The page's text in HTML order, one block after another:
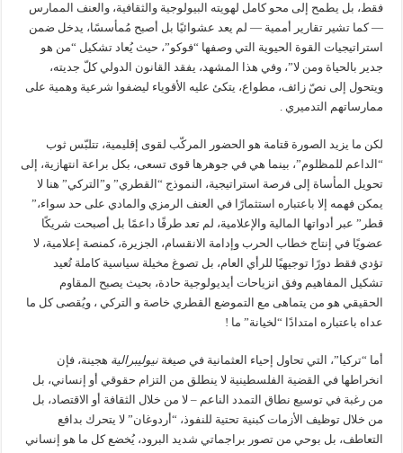
فقط، بل يطمح إلى محو كامل لهويته البيولوجية والثقافية، والعنف الممارس
— كما تشير تقارير أممية — لم يعد عشوائيًا بل أصبح مُمأسسًا، يدخل ضمن
استراتيجيات القوة الحيوية التي وصفها “فوكو”، حيث يُعاد تشكيل “من هو
جدير بالحياة ومن لا”، وفي هذا المشهد، يفقد القانون الدولي كلّ جديته،
ويتحول إلى نصّ زائف، مطواع، يتكئ عليه الأقوياء ليضفوا شرعية وهمية على
ممارساتهم التدميري .
لكن ما يزيد الصورة قتامة هو الحضور المركّب لقوى إقليمية، تتلبّس ثوب
“الداعم للمظلوم”، بينما هي في جوهرها قوى تسعى، بكل براعة انتهازية، إلى
تحويل المأساة إلى فرصة استراتيجية، النموذج “القطري” و”التركي” هنا لا
يمكن فهمه إلا باعتباره استثمارًا في العنف الرمزي والمادي على حد سواء،”
قطر” عبر أدواتها المالية والإعلامية، لم تعد طرفًا داعمًا بل أصبحت شريكًا
عضويًا في إنتاج خطاب الحرب وإدامة الانقسام، الجزيرة، كمنصة إعلامية، لا
تؤدي فقط دورًا توجيهيًا للرأي العام، بل تصوغ مخيلة سياسية كاملة تُعيد
تشكيل المفاهيم وفق انزياحات أيديولوجية حادة، بحيث يصبح المقاوم
الحقيقي هو من يتماهى مع التموضع القطري خاصة و التركي ، ويُقصى كل ما
عداه باعتباره امتدادًا “لخيانة” ما !
أما “تركيا”، التي تحاول إحياء العثمانية في صيغةنيوليبرالية هجينة، فإن
انخراطها في القضية الفلسطينية لا ينطلق من التزام حقوقي أو إنساني، بل
من رغبة في توسيع نطاق التمدد الناعم – لا من خلال الثقافة أو الاقتصاد، بل
من خلال توظيف الأزمات كبنية تحتية للنفوذ، “أردوغان” لا يتحرك بدافع
التعاطف، بل بوحي من تصور براجماتي شديد البرود، يُخضع كل ما هو إنساني